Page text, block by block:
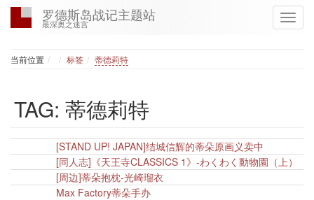
罗德斯岛战记主题站
最深奥之迷宫
当前位置 Home
标签 蒂德莉特
TAG: 蒂德莉特
[STAND UP! JAPAN]结城信辉的蒂朵原画义卖中
[同人志]《天王寺CLASSICS 1》-わくわく動物園（上）
[周边]蒂朵抱枕-光崎瑠衣
Max Factory蒂朵手办